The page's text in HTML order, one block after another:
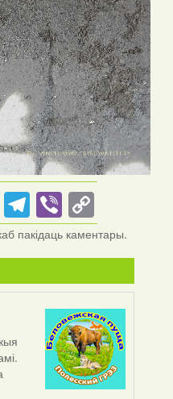
Odnoklassniki
Telegram
Viber
Link
пакідаць каментары.